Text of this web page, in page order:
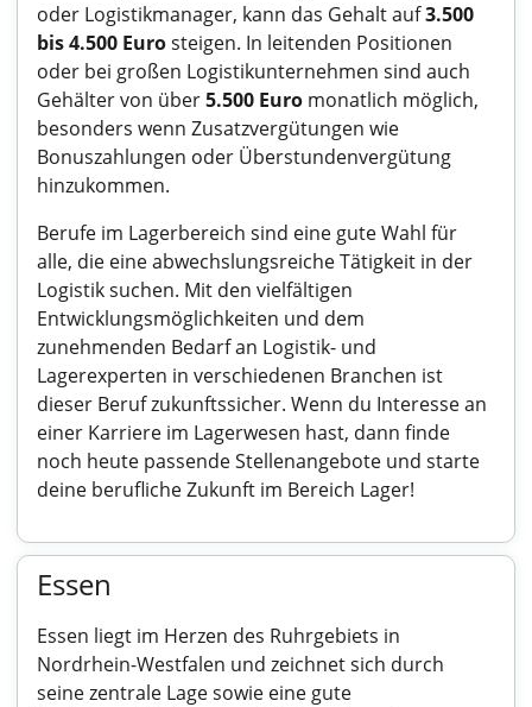
oder Logistikmanager, kann das Gehalt auf3.500
bis 4.500 Eurosteigen. In leitenden Positionen
oder bei großen Logistikunternehmen sind auch
Gehälter von über5.500 Euro monatlich möglich,
besonders wenn Zusatzvergütungen wie
Bonuszahlungen oder Überstundenvergütung
hinzukommen.
Berufe im Lagerbereich sind eine gute Wahl für
alle, die eine abwechslungsreiche Tätigkeit in der
Logistik suchen. Mit den vielfältigen
Entwicklungsmöglichkeiten und dem
zunehmenden Bedarf an Logistik- und
Lagerexperten in verschiedenen Branchen ist
dieser Beruf zukunftssicher. Wenn du Interesse an
einer Karriere im Lagerwesen hast, dann finde
noch heute passende Stellenangebote und starte
deine berufliche Zukunft im Bereich Lager!
Essen
Essen liegt im Herzen des Ruhrgebiets in
Nordrhein-Westfalen und zeichnet sich durch
seine zentrale Lage sowie eine gute